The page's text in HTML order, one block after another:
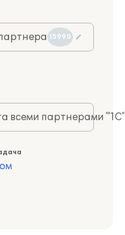
15990
всеми партнерами